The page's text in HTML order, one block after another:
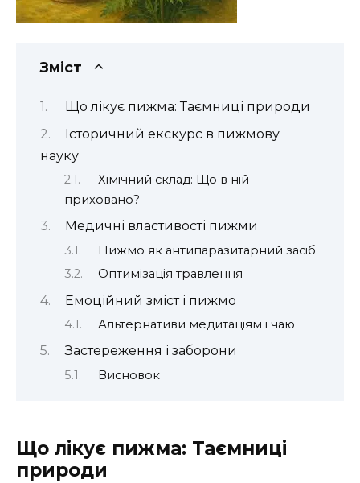
Зміст
Що лікує пижма: Таємниці природи
Історичний екскурс в пижмову
науку
Хімічний склад: Що в ній
приховано?
Медичні властивості пижми
Пижмо як антипаразитарний засіб
Оптимізація травлення
Емоційний зміст і пижмо
Альтернативи медитаціям і чаю
Застереження і заборони
Висновок
Що лікує пижма: Таємниці
природи